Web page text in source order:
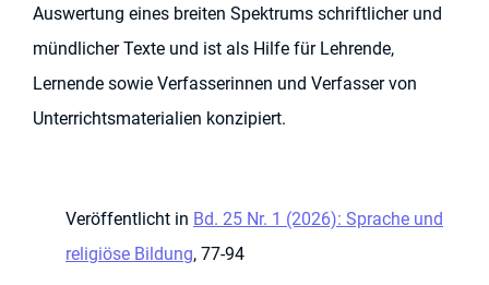
Auswertung eines breiten Spektrums schriftlicher und
mündlicher Texte und ist als Hilfe für Lehrende,
Lernende sowie Verfasserinnen und Verfasser von
Unterrichtsmaterialien konzipiert.
Veröffentlicht in Bd. 25 Nr. 1 (2026): Sprache und
religiöse Bildung, 77-94